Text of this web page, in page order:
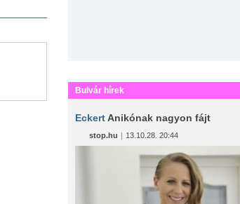
Bulvár hírek
EckertAnikónak nagyon fájt
stop.hu | 13.10.28. 20:44